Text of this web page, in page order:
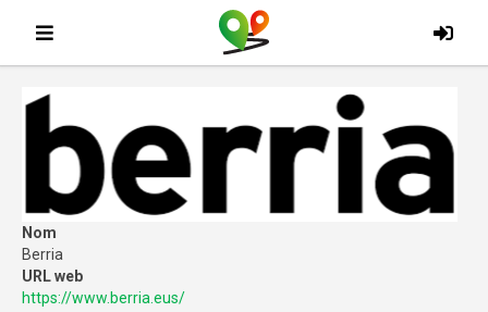
Nom
Berria
URL web
https://www.berria.eus/